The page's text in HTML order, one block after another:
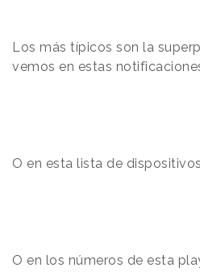
Los más típicos son la
vemos en estas
O en esta lista de
O en los números de esta